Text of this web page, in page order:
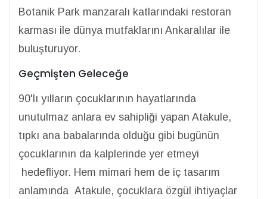
Botanik Park manzaralı katlarındaki restoran
karması ile dünya mutfaklarını Ankaralılar ile
buluşturuyor.
Geçmişten Geleceğe
90'lı yılların çocuklarının hayatlarında
unutulmaz anlara ev sahipliği yapan Atakule,
tıpkı ana babalarında olduğu gibi bugünün
çocuklarının da kalplerinde yer etmeyi
hedefliyor. Hem mimari hem de iç tasarım
anlamında Atakule, çocuklara özgül ihtiyaçlar